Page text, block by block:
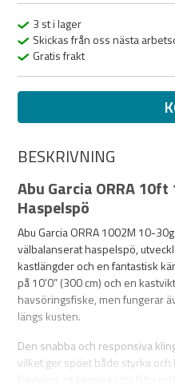
3 st i lager
Skickas från oss nästa
Gratis frakt
BESKRIVNING
Abu Garcia ORRA
Haspelspö
Abu Garcia ORRA 1002M 10-
välbalanserat haspelspö,
kastlängder och en fantastisk
på 10’0” (300 cm) och en
havsöringsfiske, men fungerar
längs kusten.
Den snabba och responsiva
vilket ger spöet både styrka